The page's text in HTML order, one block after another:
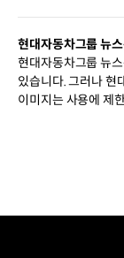
현대자동차그룹 뉴
현대자동차그룹 뉴
있습니다. 그러나 현
이미지는 사용에 제